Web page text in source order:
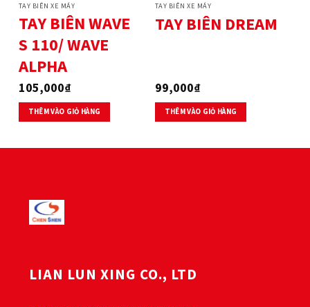
TAY BIÊN XE MÁY
TAY BIÊN WAVE
S 110/ WAVE
ALPHA
105,000₫
THÊM VÀO GIỎ HÀNG
TAY BIÊN XE MÁY
TAY BIÊN DREAM
99,000₫
THÊM VÀO GIỎ HÀNG
LIAN LUN XING CO., LTD